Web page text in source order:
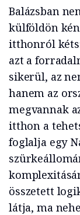
Balázsban
külföldön
itthonról
azt a
sikerül, az
hanem az
megvannak
itthon a
foglalja egy
összetett
látja, ma